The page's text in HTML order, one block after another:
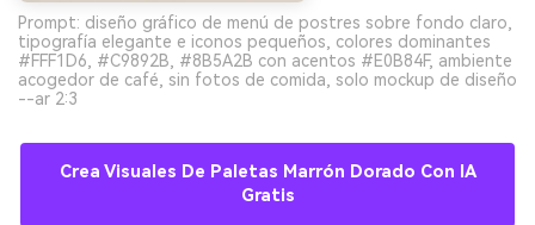
Prompt: diseño gráfico de menú de postres sobre fondo claro,
tipografía elegante e iconos pequeños, colores dominantes
#FFF1D6, #C9892B, #8B5A2B con acentos #E0B84F, ambiente
acogedor de café, sin fotos de comida, solo mockup de diseño
--ar 2:3
Crea Visuales De Paletas Marrón Dorado Con IA
Gratis